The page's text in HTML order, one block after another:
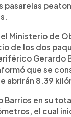
pasarelas
Ministerio de
de los dos
Gerardo
que se
abrirán 8.39
Barrios en su
el cual